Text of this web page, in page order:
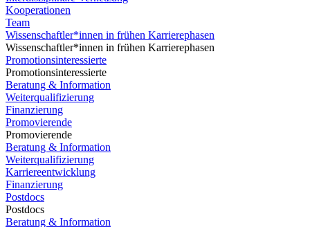
Kooperationen
Team
Wissenschaftler*innen in frühen Karrierephasen
Wissenschaftler*innen in frühen Karrierephasen
Promotionsinteressierte
Promotionsinteressierte
Beratung & Information
Weiterqualifizierung
Finanzierung
Promovierende
Promovierende
Beratung & Information
Weiterqualifizierung
Karriereentwicklung
Finanzierung
Postdocs
Postdocs
Beratung & Information